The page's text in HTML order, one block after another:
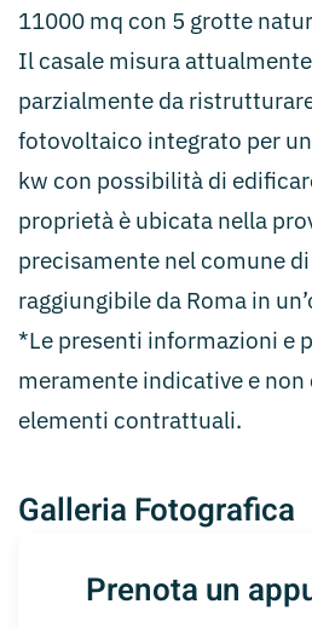
11000 mq con 5 grotte
Il casale misura
parzialmente da
fotovoltaico integrato per
kw con possibilità di
proprietà è ubicata nella
precisamente nel comune
raggiungibile da Roma in
*Le presenti informazioni e
meramente indicative e
elementi contrattuali.
Galleria Fotografica
Prenota un